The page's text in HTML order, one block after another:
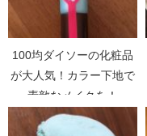
100均ダイソーの化粧品
が大人気！カラー下地で
素敵なメイクを！